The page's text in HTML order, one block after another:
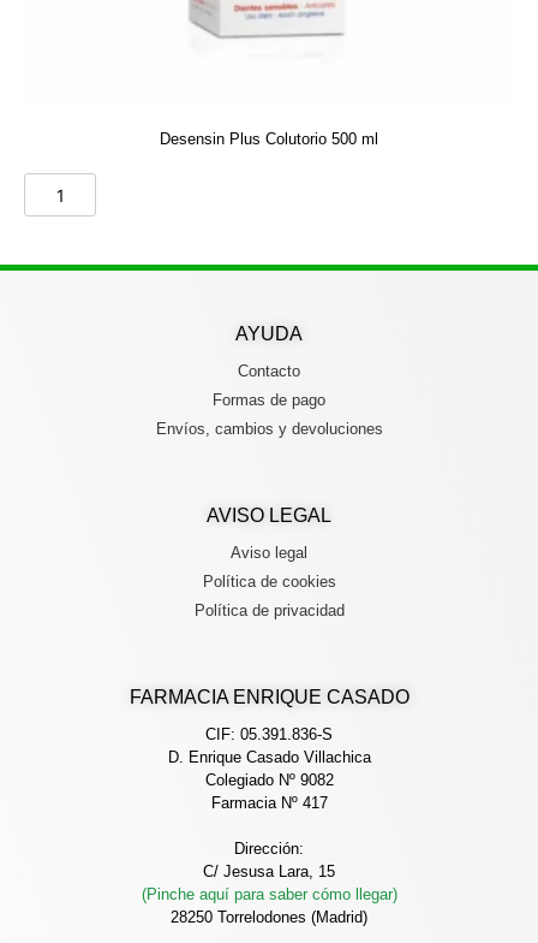
Desensin Plus Colutorio 500 ml
FARMACIA ENRIQUE CASADO
CIF: 05.391.836-S
D. Enrique Casado Villachica
Colegiado Nº 9082
Farmacia Nº 417
Dirección:
C/ Jesusa Lara, 15
(Pinche aquí para saber cómo llegar)
28250 Torrelodones (Madrid)
AVISO LEGAL
Aviso legal
Política de cookies
Política de privacidad
AYUDA
Contacto
Formas de pago
Envíos, cambios y devoluciones